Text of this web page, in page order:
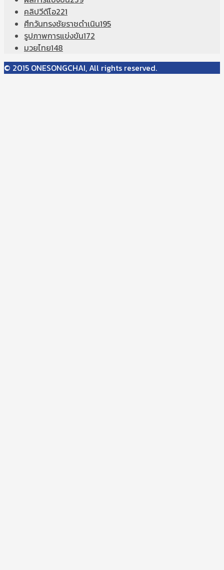
คลิปวีดีโอ221
ศึกวันทรงชัยราชดำเนิน195
รูปภาพการแข่งขัน172
มวยไทย148
© 2015 ONESONGCHAI, All rights reserved.